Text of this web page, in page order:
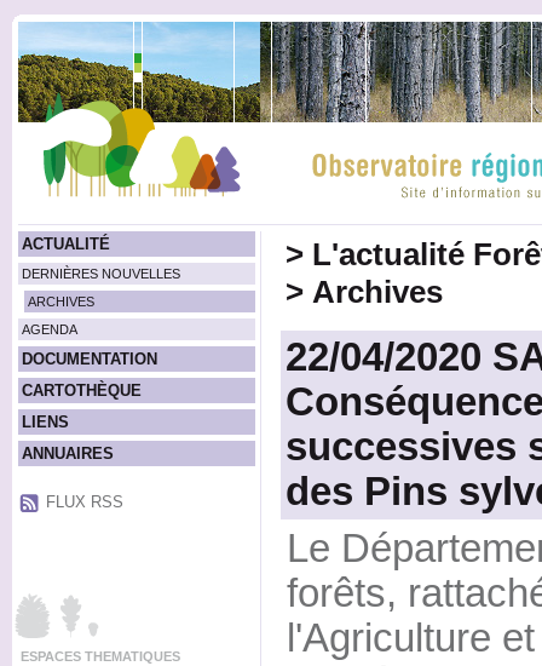
ACTUALITÉ
DERNIÈRES NOUVELLES
ARCHIVES
AGENDA
DOCUMENTATION
CARTOTHÈQUE
LIENS
ANNUAIRES
FLUX RSS
ESPACES THEMATIQUES
> L'actualité
> Archives
22/04/2020
successives
des Pins
Le
forêts,
l'Agriculture